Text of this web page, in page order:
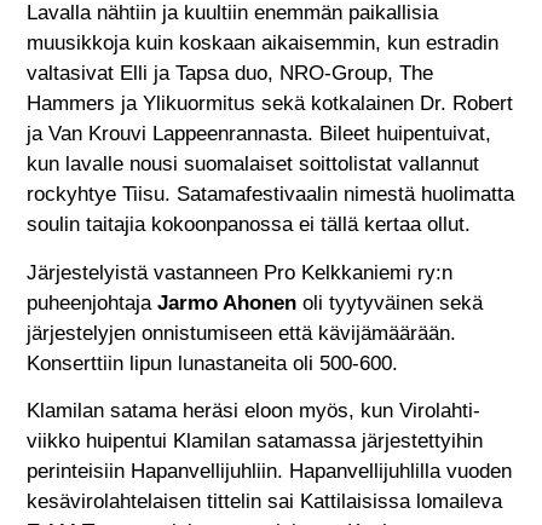
Lavalla nähtiin ja kuultiin enemmän paikallisia
muusikkoja kuin koskaan aikaisemmin, kun estradin
valtasivat Elli ja Tapsa duo, NRO-Group, The
Hammers ja Ylikuormitus sekä kotkalainen Dr. Robert
ja Van Krouvi Lappeenrannasta. Bileet huipentuivat,
kun lavalle nousi suomalaiset soittolistat vallannut
rockyhtye Tiisu. Satamafestivaalin nimestä huolimatta
soulin taitajia kokoonpanossa ei tällä kertaa ollut.
Järjestelyistä vastanneen Pro Kelkkaniemi ry:n
puheenjohtajaJarmo Ahonen oli tyytyväinen sekä
järjestelyjen onnistumiseen että kävijämäärään.
Konserttiin lipun lunastaneita oli 500-600.
Klamilan satama heräsi eloon myös, kun Virolahti-
viikko huipentui Klamilan satamassa järjestettyihin
perinteisiin Hapanvellijuhliin. Hapanvellijuhlilla vuoden
kesävirolahtelaisen tittelin sai Kattilaisissa lomaileva